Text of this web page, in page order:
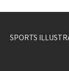
SPORTS